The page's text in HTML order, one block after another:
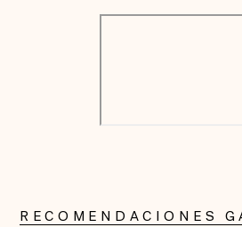
RECOMENDACIONES